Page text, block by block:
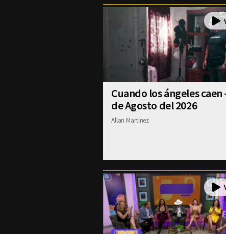
Cuando los ángeles caen
de Agosto del 2026
Allan Martinez